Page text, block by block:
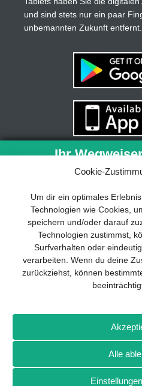
Cookie-
Um dir ein optimales
Technologien wie Cookies,
speichern und/oder darauf
Technologien zustimmst,
Surfverhalten oder
verarbeiten. Wenn du deine
zurückziehst, können
Alle
und sind stets nur ein paar
unbemannten Zukunft entfernt.
Impressum Datenschutz
Weitere Magazine von
Ihr
jedes
Business
auf das
und stets
wirklich
Abonnieren
herunter: